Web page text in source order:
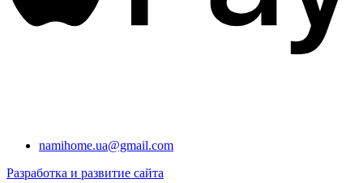
namihome.ua@gmail.com
Разработка и развитие сайта